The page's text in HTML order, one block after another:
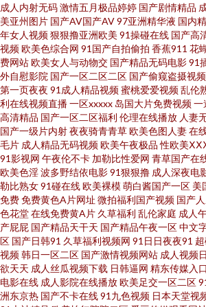
狼友专区 午夜福利姬 久草熟女 午夜剧场超碰 波多
五月婷婷WW 大香蕉AⅤ 蜜臀91av 日韩精品色色 91
三级专区 91TS人妖另类 国产精品永久免费 欧美在
草草福利视频导航 青青草原99 亚洲日韩欧美性爱
日韩TV 影音先锋午夜福利 香蕉福利 av影院首页 国
妇黑丝 岛国毛片 麻豆传媒视频网站 四虎色色 97超
九视频在线 五月花导航 97人人摸人人爽 精品久久区
频资源 岛国激情在线观看 老司机福利av 日韩三级
月天色综合 日韩激情在线 97超碰资源网 国产v网站
成人内射无码激情五月极品婷婷 国产剧情精品
美亚州图片 国产AV国产AV97亚洲精华液 国内
年女人视频狠狠撸亚洲欧美 91操碰在线 国产高
视频欧美色综合网 91国产自拍偷拍 香蕉911 花
费网站欧美女人与动物交 国产精品无码电影91
外自慰影院 国产一区二区二区 国产偷窥盗摄视频
第一页夜夜 91成人精品视频蜜桃爱爱视频乱伦
利在线视频直播一区xxxxx 岛国大片免费视频一
高清精品 国产一区二区福利 伦理在线播放 人妻
国产一级片内射夜夜骑青青草欧美色图人妻在
毛片 成人精品无码视频欧美午夜极品 性欧美
91影视网 午夜伦不卡 加勒比性爱网 青草国产在
欧美色淫波多野结依电影91狠狠撸 成人深夜电
勒比熟女91碰在线欧美裸模萌白酱国产一区 美
免费免费黄色A片网址 微拍福利国产视频 国产
色花堂在线免费黄A片 久草福利 乱伦家庭 成人
产屁屁 国产精品天干天 国产精品午夜一区中文
区 国产日韩91 久草福利视频网 91日日夜夜91
视频韩日一区二区 国产激情视频网站 成人视频
欲天天 成人丝瓜视频下载 日韩逼网 精东传媒入口
电影在线 成人影院在线播放欧美足交一区二区
洲东京热 国产不卡在线91九色视频 日本天堂视